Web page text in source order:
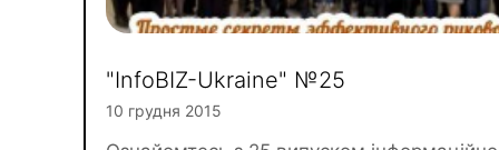
"InfoBIZ-Ukraine" №25
10 грудня 2015